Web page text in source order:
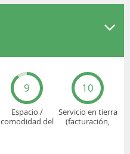
9
Espacio /
comodidad del
10
Servicio en tierra
(facturación,